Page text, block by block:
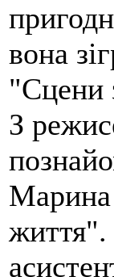
вона
"Сцени
З
Марина
життя".